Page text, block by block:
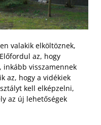
valakik elköltöznek,
az, hogy
inkább visszamennek
az, hogy a vidékiek
kell elképzelni,
az új lehetőségek